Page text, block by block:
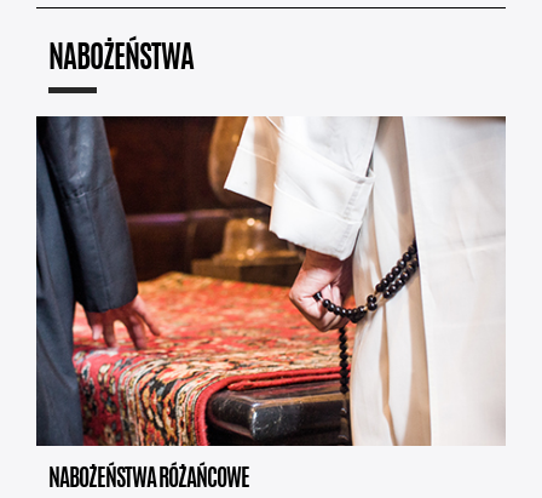
NABOŻEŃSTWA
NABOŻEŃSTWA RÓŻAŃCOWE